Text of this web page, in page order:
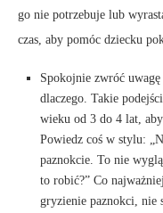
go nie potrzebuje lub
czas, aby pomóc dziecku
Spokojnie zwróć
dlaczego. Takie
wieku od 3 do 4 lat,
Powiedz coś w stylu:
paznokcie. To nie
to robić?” Co
gryzienie paznokci, nie